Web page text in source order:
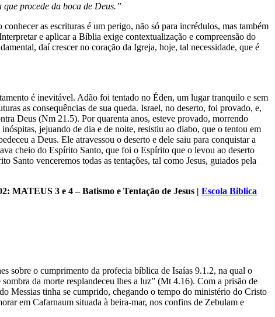
procede da boca de Deus.”
as escrituras é um perigo, não só para incrédulos, mas também
e aplicar a Bíblia exige contextualização e compreensão do
daí crescer no coração da Igreja, hoje, tal necessidade, que é
é inevitável. Adão foi tentado no Éden, um lugar tranquilo e sem
as consequências de sua queda. Israel, no deserto, foi provado, e,
Deus (Nm 21.5). Por quarenta anos, esteve provado, morrendo
jejuando de dia e de noite, resistiu ao diabo, que o tentou em
a Deus. Ele atravessou o deserto e dele saiu para conquistar a
cheio do Espírito Santo, que foi o Espírito que o levou ao deserto
Santo venceremos todas as tentações, tal como Jesus, guiados pela
MATEUS 3 e 4 – Batismo e Tentação de Jesus | Escola Biblica
sobre o cumprimento da profecia bíblica de Isaías 9.1.2, na qual o
da morte resplandeceu lhes a luz” (Mt 4.16). Com a prisão de
Messias tinha se cumprido, chegando o tempo do ministério do Cristo
em Cafarnaum situada à beira-mar, nos confins de Zebulam e